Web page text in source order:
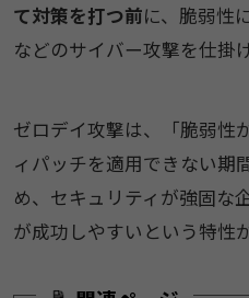
て対策を打つ前​​に、脆弱性
などのサイバー攻撃を仕掛
ゼロデイ攻撃は、「脆弱性
ィパッチを適用できない期
め、セキュリティが強固な
が成功しやすいという特性